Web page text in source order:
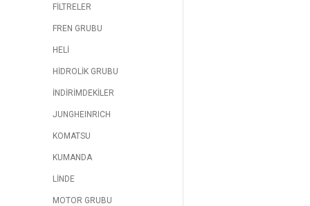
FİLTRELER
FREN GRUBU
HELİ
HİDROLİK GRUBU
İNDİRİMDEKİLER
JUNGHEINRICH
KOMATSU
KUMANDA
LİNDE
MOTOR GRUBU